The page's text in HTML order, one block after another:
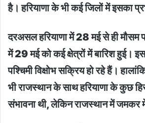
है। हरियाणा के भी कई जिलों में इसका
दरअसल हरियाणा में 28 मई से ही मौसम
में 29 मई को कई क्षेत्रों में बारिश हुई।
पश्चिमी विक्षोभ सक्रिय हो रहे हैं।
भी राजस्थान के साथ हरियाणा के कुछ
संभावना थी, लेकिन राजस्थान में जमकर